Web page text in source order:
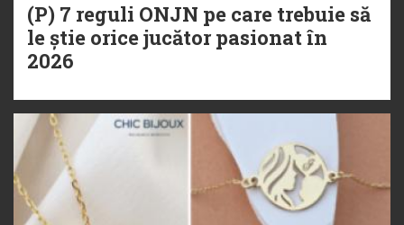
(P) 7 reguli ONJN pe care trebuie să
le știe orice jucător pasionat în
2026